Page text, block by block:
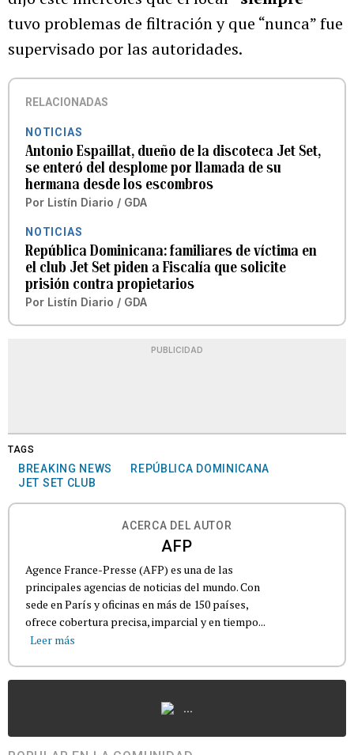
tuvo problemas de filtración y que “nunca” fue
supervisado por las autoridades.
RELACIONADAS
NOTICIAS
Antonio Espaillat, dueño de la discoteca Jet Set,
se enteró del desplome por llamada de su
hermana desde los escombros
Por Listín Diario / GDA
NOTICIAS
República Dominicana: familiares de víctima en
el club Jet Set piden a Fiscalía que solicite
prisión contra propietarios
Por Listín Diario / GDA
PUBLICIDAD
TAGS
BREAKING NEWS
REPÚBLICA DOMINICANA
JET SET CLUB
ACERCA DEL AUTOR
AFP
Agence France-Presse (AFP) es una de las
principales agencias de noticias del mundo. Con
sede en París y oficinas en más de 150 países,
ofrece cobertura precisa, imparcial y en tiempo...
Leer más
...